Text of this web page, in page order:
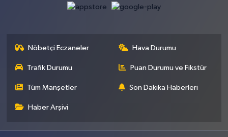
Nöbetçi Eczaneler Hava Durumu
Trafik Durumu Puan Durumu ve Fikstür
Tüm Manşetler Son Dakika Haberleri
Haber Arşivi